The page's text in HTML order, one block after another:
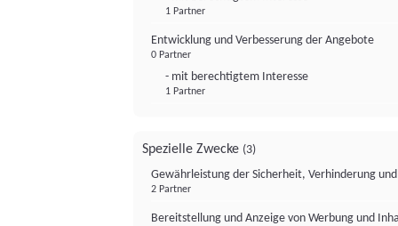
1 Partner
Entwicklung und Verbesserung der Angebote
0 Partner
- mit berechtigtem Interesse
1 Partner
Spezielle Zwecke (3)
Gewährleistung der Sicherheit, Verhinderung
2 Partner
Bereitstellung und Anzeige von Werbung und